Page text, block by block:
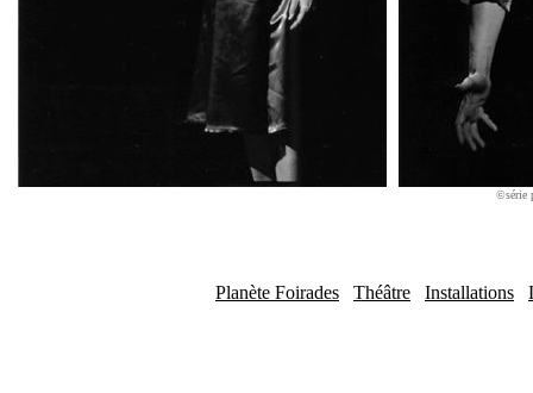
©série
Planète Foirades Théâtre Installations